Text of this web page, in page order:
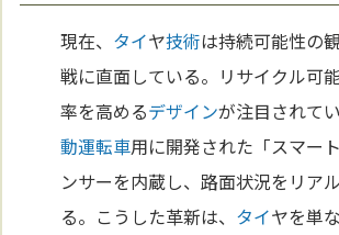
現在、 タイヤ技術は持続可能性の
戦に直面している。リサイクル可
率を高めるデザインが注目されて
動運転車用に開発された「スマート
ンサーを内蔵し、路面状況をリアル
る。こうした革新は、 タイヤを単